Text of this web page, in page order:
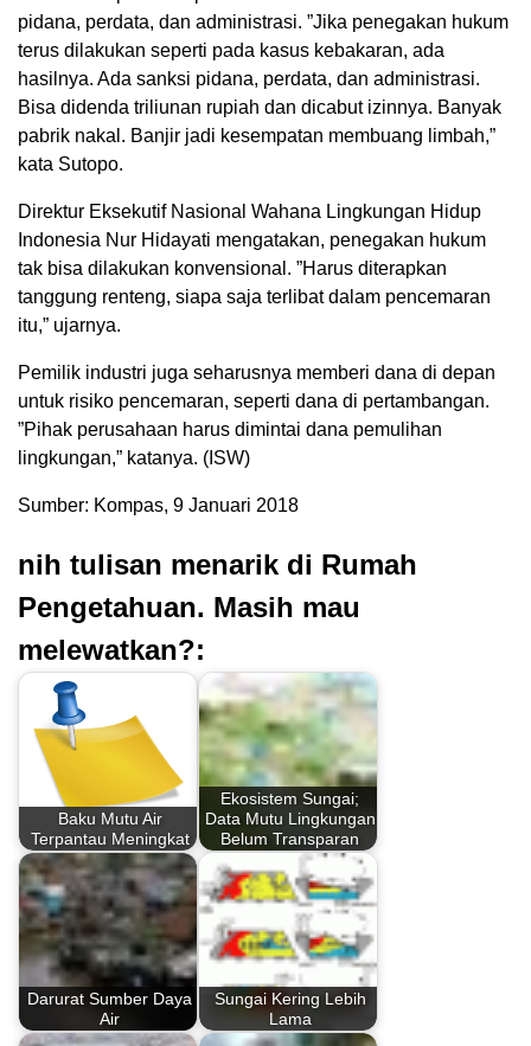
pidana, perdata, dan administrasi. ”Jika penegakan hukum
terus dilakukan seperti pada kasus kebakaran, ada
hasilnya. Ada sanksi pidana, perdata, dan administrasi.
Bisa didenda triliunan rupiah dan dicabut izinnya. Banyak
pabrik nakal. Banjir jadi kesempatan membuang limbah,”
kata Sutopo.
Direktur Eksekutif Nasional Wahana Lingkungan Hidup
Indonesia Nur Hidayati mengatakan, penegakan hukum
tak bisa dilakukan konvensional. ”Harus diterapkan
tanggung renteng, siapa saja terlibat dalam pencemaran
itu,” ujarnya.
Pemilik industri juga seharusnya memberi dana di depan
untuk risiko pencemaran, seperti dana di pertambangan.
”Pihak perusahaan harus dimintai dana pemulihan
lingkungan,” katanya. (ISW)
Sumber: Kompas, 9 Januari 2018
nih tulisan menarik di Rumah
Pengetahuan. Masih mau
melewatkan?:
Baku Mutu Air
Terpantau Meningkat
Ekosistem Sungai;
Data Mutu Lingkungan
Belum Transparan
Darurat Sumber Daya
Air
Sungai Kering Lebih
Lama